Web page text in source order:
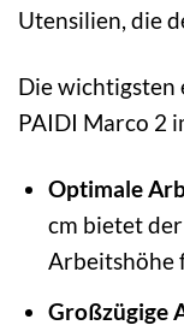
Utensilien, die
Die wichtigsten
PAIDI Marco 2
Optimale
cm bietet
Arbeitshöhe
Großzügige